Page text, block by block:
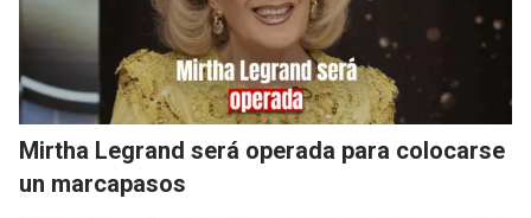
Mirtha Legrand será operada para colocarse
un marcapasos